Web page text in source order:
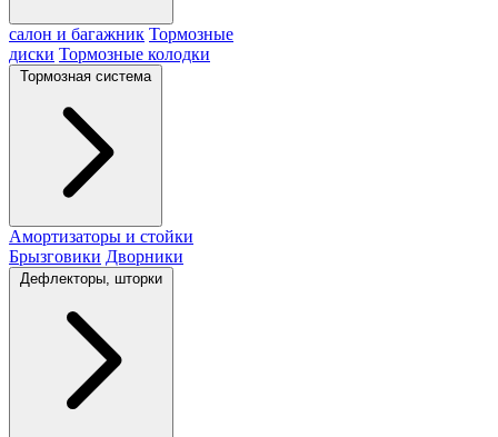
салон и багажник Тормозные
диски Тормозные колодки
Тормозная система
Амортизаторы и стойки
Брызговики Дворники
Дефлекторы, шторки